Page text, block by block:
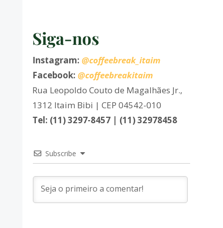
Siga-nos
Instagram: @coffeebreak_itaim
Facebook: @coffeebreakitaim
Rua Leopoldo Couto de Magalhães Jr.,
1312 Itaim Bibi | CEP 04542-010
Tel: (11) 3297-8457 | (11) 32978458
Subscribe